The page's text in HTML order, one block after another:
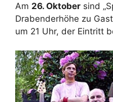
Am 26. Oktober sind
Drabenderhöhe zu
um 21 Uhr, der Eintritt